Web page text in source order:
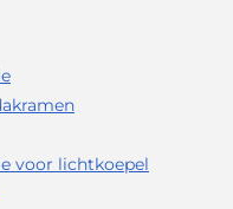
voor lichtkoepel